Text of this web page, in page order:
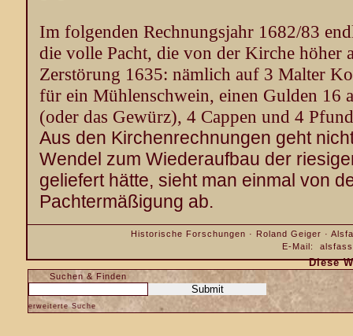
Im folgenden Rechnungsjahr 1682/83
die volle Pacht, die von der Kirche höher
Zerstörung 1635: nämlich auf 3 Malter
für ein Mühlenschwein, einen Gulden 16
(oder das Gewürz), 4 Cappen und 4
Aus den Kirchenrechnungen geht
Wendel zum Wiederaufbau der
gelie­fert hätte, sieht man einmal von
Pachtermäßigung ab.
Historische Forschungen · Roland Geiger ·
E-Mail:
Diese
Suchen & Finden
erweiterte Suche